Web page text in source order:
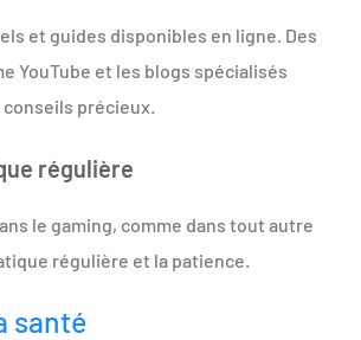
et guides disponibles en ligne. Des
YouTube et les blogs spécialisés
précieux.
régulière
le gaming, comme dans tout autre
régulière et la patience.
santé